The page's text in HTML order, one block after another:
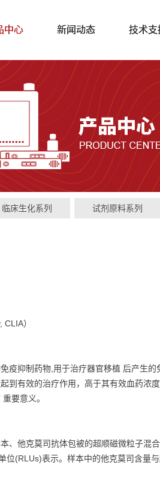
中心 新闻动态 技术支
临床生化系列 试剂原料系列
）
疫抑制药物,用于治疗器官移植 后产生
有效的治疗作用，高于其有效血药浓
要意义。
他克莫司抗体包被的超顺磁微粒子混
(RLUs)表示。样本中的他克莫司含量